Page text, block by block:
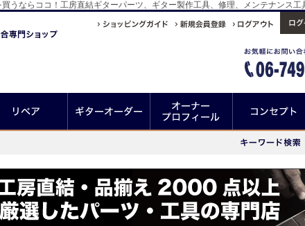
らココ！工房直結ギターパーツ、ギター製作工具、修理、メンテナンス工